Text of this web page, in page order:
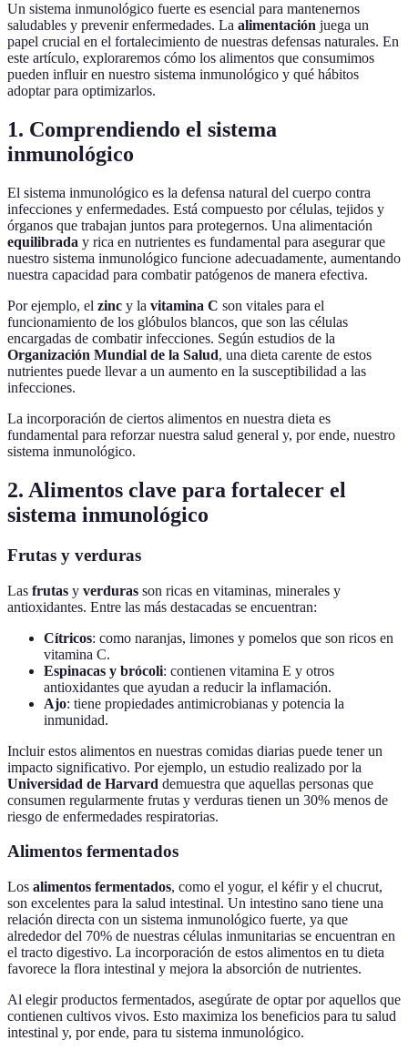
Un sistema inmunológico fuerte es esencial para mantenernos
saludables y prevenir enfermedades. La alimentación juega un
papel crucial en el fortalecimiento de nuestras defensas naturales. En
este artículo, exploraremos cómo los alimentos que consumimos
pueden influir en nuestro sistema inmunológico y qué hábitos
adoptar para optimizarlos.
1. Comprendiendo el sistema
inmunológico
El sistema inmunológico es la defensa natural del cuerpo contra
infecciones y enfermedades. Está compuesto por células, tejidos y
órganos que trabajan juntos para protegernos. Una alimentación
equilibrada y rica en nutrientes es fundamental para asegurar que
nuestro sistema inmunológico funcione adecuadamente, aumentando
nuestra capacidad para combatir patógenos de manera efectiva.
Por ejemplo, el zinc y la vitamina C son vitales para el
funcionamiento de los glóbulos blancos, que son las células
encargadas de combatir infecciones. Según estudios de la
Organización Mundial de la Salud, una dieta carente de estos
nutrientes puede llevar a un aumento en la susceptibilidad a las
infecciones.
La incorporación de ciertos alimentos en nuestra dieta es
fundamental para reforzar nuestra salud general y, por ende, nuestro
sistema inmunológico.
2. Alimentos clave para fortalecer el
sistema inmunológico
Frutas y verduras
Las frutas y verduras son ricas en vitaminas, minerales y
antioxidantes. Entre las más destacadas se encuentran:
Cítricos: como naranjas, limones y pomelos que son ricos en
vitamina C.
Espinacas y brócoli: contienen vitamina E y otros
antioxidantes que ayudan a reducir la inflamación.
Ajo: tiene propiedades antimicrobianas y potencia la
inmunidad.
Incluir estos alimentos en nuestras comidas diarias puede tener un
impacto significativo. Por ejemplo, un estudio realizado por la
Universidad de Harvard demuestra que aquellas personas que
consumen regularmente frutas y verduras tienen un 30% menos de
riesgo de enfermedades respiratorias.
Alimentos fermentados
Los alimentos fermentados, como el yogur, el kéfir y el chucrut,
son excelentes para la salud intestinal. Un intestino sano tiene una
relación directa con un sistema inmunológico fuerte, ya que
alrededor del 70% de nuestras células inmunitarias se encuentran en
el tracto digestivo. La incorporación de estos alimentos en tu dieta
favorece la flora intestinal y mejora la absorción de nutrientes.
Al elegir productos fermentados, asegúrate de optar por aquellos que
contienen cultivos vivos. Esto maximiza los beneficios para tu salud
intestinal y, por ende, para tu sistema inmunológico.